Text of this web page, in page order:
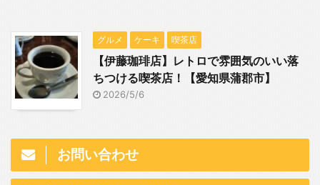
グルメ ケーキ 喫茶店
【伊藤珈琲店】レトロで雰囲気のいい落
ちつける喫茶店！【愛知県蒲郡市】
2026/5/6
お問い合わせ